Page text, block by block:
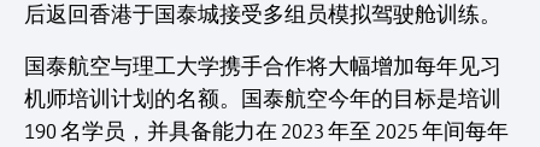
后返回香港于国泰城接受多组员模拟驾驶舱训练。
国泰航空与理工大学携手合作将大幅增加每年见习
机师培训计划的名额。国泰航空今年的目标是培训
190 名学员，并具备能力在 2023 年至 2025 年间每年